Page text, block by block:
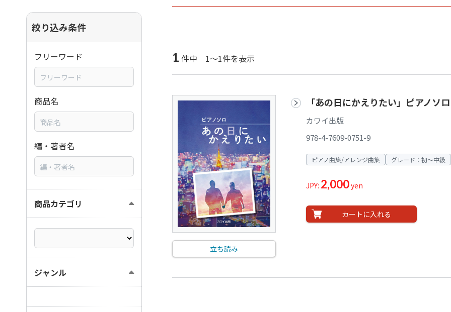
1 件中 1～1件を表示
立ち読み
「あの日にかえりたい」ピアノソロ
カワイ出版
978-4-7609-0751-9
ピアノ曲集/アレンジ曲集 グレード：初～中級
JPY: 2,000yen
カートに入れる
絞り込み条件
フリーワード
商品名
編・著者名
商品カテゴリ
ジャンル